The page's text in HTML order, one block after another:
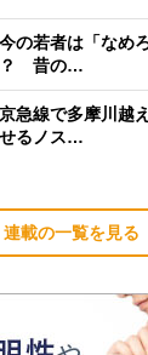
の若者は「なめ
？ 昔の…
急線で多摩川越
るノス…
載の一覧を見る